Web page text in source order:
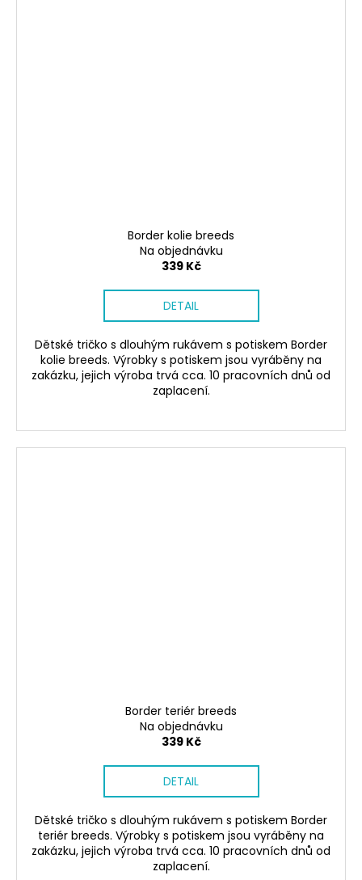
Border kolie breeds
Na objednávku
339 Kč
DETAIL
Dětské tričko s dlouhým rukávem s potiskem Border
kolie breeds. Výrobky s potiskem jsou vyráběny na
zakázku, jejich výroba trvá cca. 10 pracovních dnů od
zaplacení.
Border teriér breeds
Na objednávku
339 Kč
DETAIL
Dětské tričko s dlouhým rukávem s potiskem Border
teriér breeds. Výrobky s potiskem jsou vyráběny na
zakázku, jejich výroba trvá cca. 10 pracovních dnů od
zaplacení.